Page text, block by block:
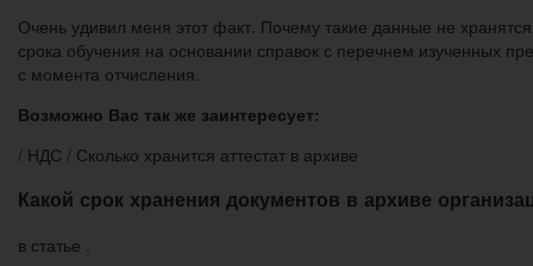
Очень удивил меня этот факт. Почему такие данные не
срока обучения на основании справок с перечнем изученных
с момента отчисления.
Возможно Вас так же заинтересует:
/ НДС / Сколько хранится аттестат в архиве
Какой срок хранения документов в архиве
в статье .